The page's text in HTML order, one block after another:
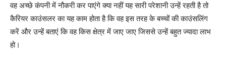
वह अच्छे कंपनी में नौकरी कर पाएंगे क्या नहीं यह सारी परेशानी उन्हें रहती है तो
कैरियर काउंसलर का यह काम होता है कि वह इस तरह के बच्चों की काउंसलिंग
करें और उन्हें बताएं कि वह किस क्षेत्र में जाए जाए जिससे उन्हें बहुत ज्यादा लाभ
हो।